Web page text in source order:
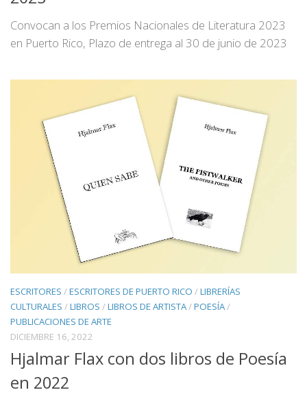
Convocan a los Premios Nacionales de Literatura 2023
en Puerto Rico, Plazo de entrega al 30 de junio de 2023
ESCRITORES /ESCRITORES DE PUERTO RICO /LIBRERÍAS
CULTURALES /LIBROS /LIBROS DE ARTISTA/POESÍA/
PUBLICACIONES DE ARTE
DICIEMBRE 16, 2022
Hjalmar Flax con dos libros de Poesía
en 2022